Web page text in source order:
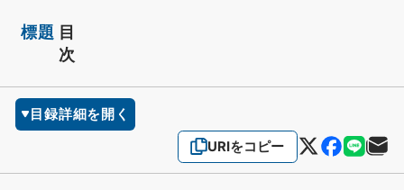
標題 目
次
目録詳細を開く
URIをコピー